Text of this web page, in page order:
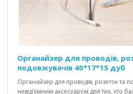
Органайзер для проводів,
подовжувачів 40*17*15 дуб
Органайзер для проводів, розеток та
невід'ємним аксесуаром для тих, хто